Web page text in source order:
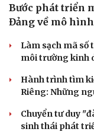
Du lịch
Tư vấn
Bước phát triển
Đảng về mô
Làm sạch mã số
môi trường kinh
Hành trình tìm
Riêng: Những
Chuyển tư duy
sinh thái phát